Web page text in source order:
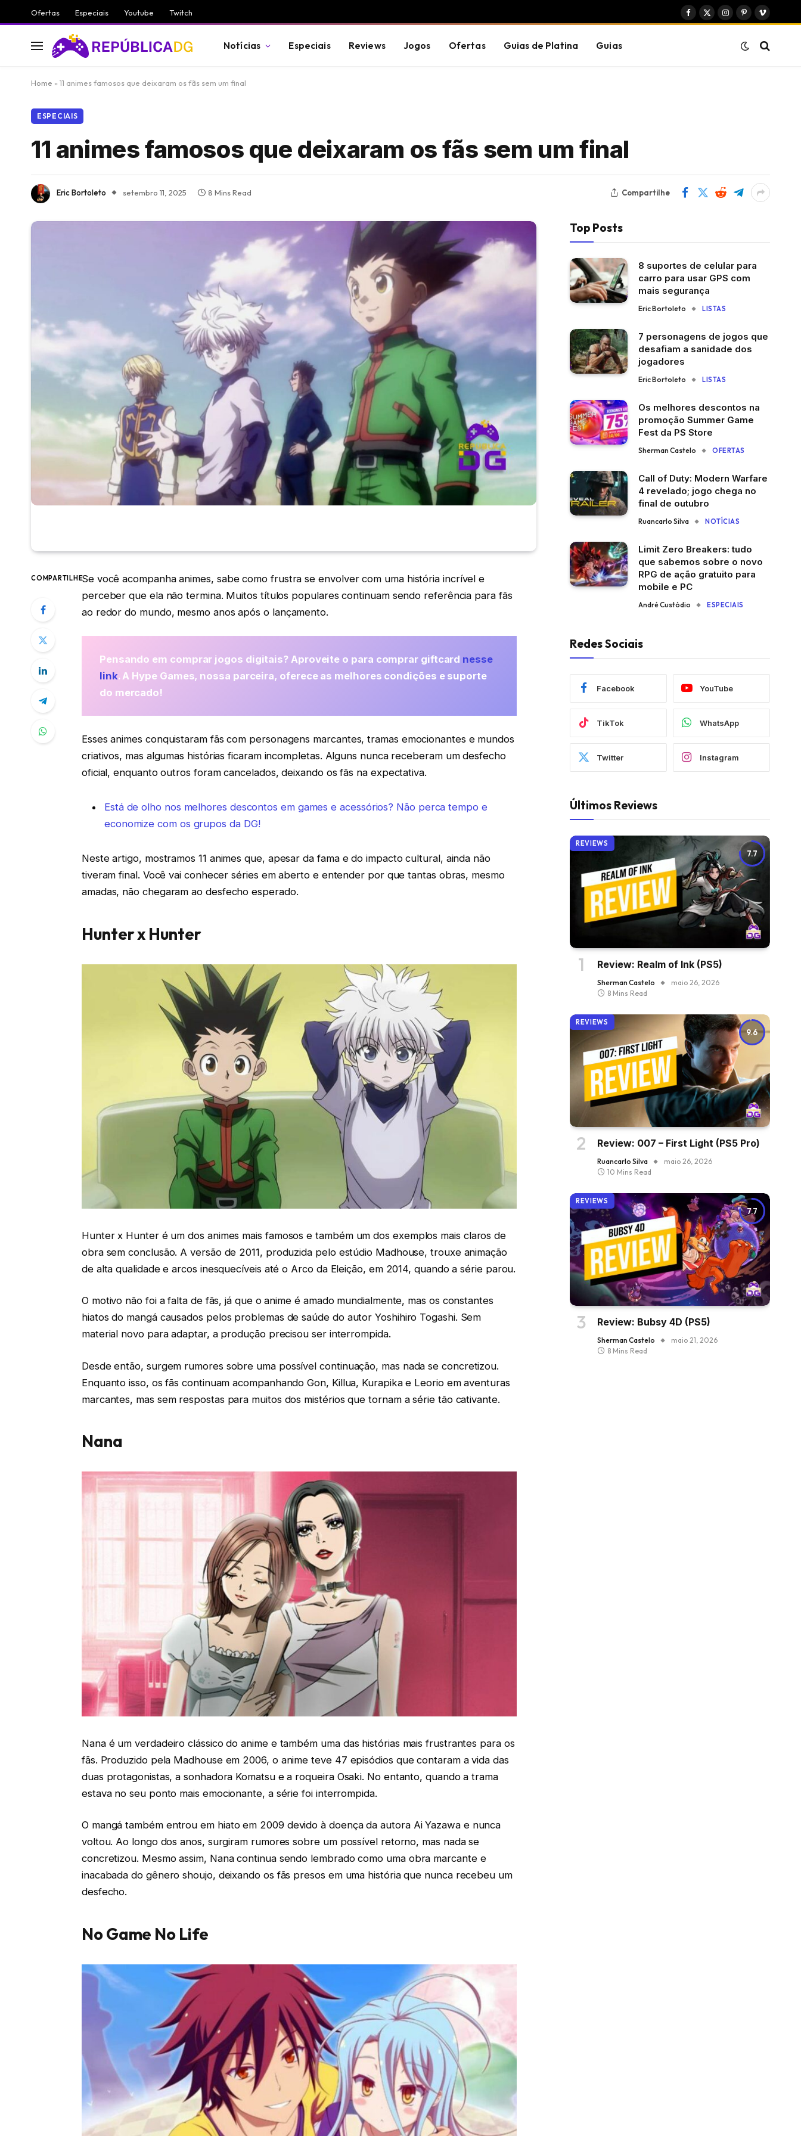
Ofertas Especiais Youtube Twitch
Facebook
X
Instagram
PinterestVimeo
Notícias Especiais Reviews Jogos Ofertas Guias de Platina Guias
Home » 11 animes famosos que deixaram os fãs sem um final
ESPECIAIS
11 animes famosos que deixaram os fãs sem um final
Eric Bortoleto setembro 11, 2025 8 Mins Read Compartilhe
COMPARTILHESe você acompanha animes, sabe como frustra se envolver com uma história incrível e
perceber que ela não termina. Muitos títulos populares continuam sendo referência para fãs
ao redor do mundo, mesmo anos após o lançamento.
Pensando em comprar jogos digitais? Aproveite o para comprar giftcard nesse
link. A Hype Games, nossa parceira, oferece as melhores condições e suporte
do mercado!
Esses animes conquistaram fãs com personagens marcantes, tramas emocionantes e mundos
criativos, mas algumas histórias ficaram incompletas. Alguns nunca receberam um desfecho
oficial, enquanto outros foram cancelados, deixando os fãs na expectativa.
Está de olho nos melhores descontos em games e acessórios? Não perca tempo e
economize com os grupos da DG!
Neste artigo, mostramos 11 animes que, apesar da fama e do impacto cultural, ainda não
tiveram final. Você vai conhecer séries em aberto e entender por que tantas obras, mesmo
amadas, não chegaram ao desfecho esperado.
Hunter x Hunter
Hunter x Hunter é um dos animes mais famosos e também um dos exemplos mais claros de
obra sem conclusão. A versão de 2011, produzida pelo estúdio Madhouse, trouxe animação
de alta qualidade e arcos inesquecíveis até o Arco da Eleição, em 2014, quando a série parou.
O motivo não foi a falta de fãs, já que o anime é amado mundialmente, mas os constantes
hiatos do mangá causados pelos problemas de saúde do autor Yoshihiro Togashi. Sem
material novo para adaptar, a produção precisou ser interrompida.
Desde então, surgem rumores sobre uma possível continuação, mas nada se concretizou.
Enquanto isso, os fãs continuam acompanhando Gon, Killua, Kurapika e Leorio em aventuras
marcantes, mas sem respostas para muitos dos mistérios que tornam a série tão cativante.
Nana
Nana é um verdadeiro clássico do anime e também uma das histórias mais frustrantes para os
fãs. Produzido pela Madhouse em 2006, o anime teve 47 episódios que contaram a vida das
duas protagonistas, a sonhadora Komatsu e a roqueira Osaki. No entanto, quando a trama
estava no seu ponto mais emocionante, a série foi interrompida.
O mangá também entrou em hiato em 2009 devido à doença da autora Ai Yazawa e nunca
voltou. Ao longo dos anos, surgiram rumores sobre um possível retorno, mas nada se
concretizou. Mesmo assim, Nana continua sendo lembrado como uma obra marcante e
inacabada do gênero shoujo, deixando os fãs presos em uma história que nunca recebeu um
desfecho.
No Game No Life
Top Posts
8 suportes de celular para
carro para usar GPS com
mais segurança
Eric Bortoleto LISTAS
7 personagens de jogos que
desafiam a sanidade dos
jogadores
Eric Bortoleto LISTAS
Os melhores descontos na
promoção Summer Game
Fest da PS Store
Sherman Castelo OFERTAS
Call of Duty: Modern Warfare
4 revelado; jogo chega no
final de outubro
Ruancarlo Silva NOTÍCIAS
Limit Zero Breakers: tudo
que sabemos sobre o novo
RPG de ação gratuito para
mobile e PC
André Custódio ESPECIAIS
Redes Sociais
Facebook YouTube
TikTok WhatsApp
Twitter Instagram
Últimos Reviews
7.7
REVIEWS
Review: Realm of Ink (PS5)
Sherman Castelo
maio 26, 2026
8 Mins Read
9.6
REVIEWS
Review: 007 – First Light (PS5 Pro)
Ruancarlo Silva
maio 26, 2026
10 Mins Read
7.7
REVIEWS
Review: Bubsy 4D (PS5)
Sherman Castelo
maio 21, 2026
8 Mins Read